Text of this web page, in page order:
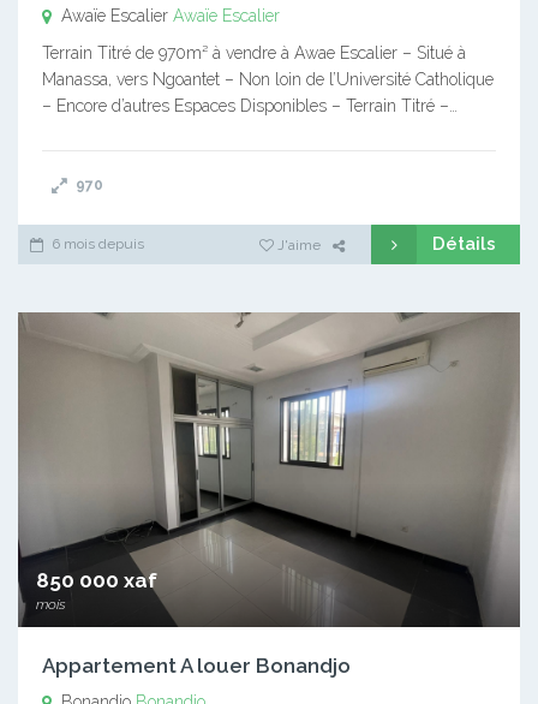
Awaïe Escalier Awaïe Escalier
Terrain Titré de 970m² à vendre à Awae Escalier – Situé à
Manassa, vers Ngoantet – Non loin de l’Université Catholique
– Encore d’autres Espaces Disponibles – Terrain Titré –…
970
6 mois depuis J'aime Détails
850 000 xaf
mois
Appartement A louer Bonandjo